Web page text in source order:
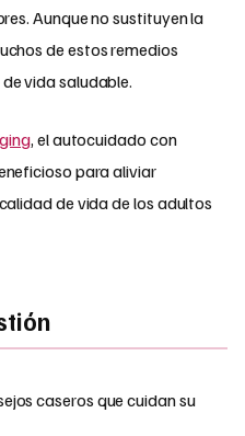
Aunque no sustituyen la
de estos remedios
vida saludable.
, el autocuidado con
para aliviar
de vida de los adultos